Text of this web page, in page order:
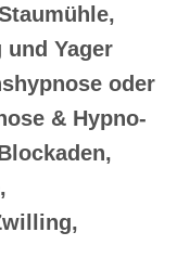
und Yager
oder
& Hypno-